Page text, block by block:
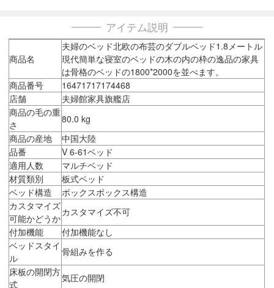
アイテム説明
商品名
夫婦のベッド北欧の布芸のダブルベッド1.8メートル
現代簡単な寝室のベッドの木の内の枠の逸品の家具
は骨格のベッドの1800*2000を並べます。
商品番号
16471717174468
店舗
夫婦館家具旗艦店
商品の毛の重
さ
80.0 kg
商品の産地
中国大陸
品番
V 6-61ベッド
適用人数
マルチベッド
材質類別
板式ベッド
ベッド構造
ボックスボックス構造
カスタマイズ
可能かどうか
カスタマイズ不可
付加機能
付加機能なし
ベッドスタイ
ル
骨組みを作る
床板の開閉方
式
気圧の開閉